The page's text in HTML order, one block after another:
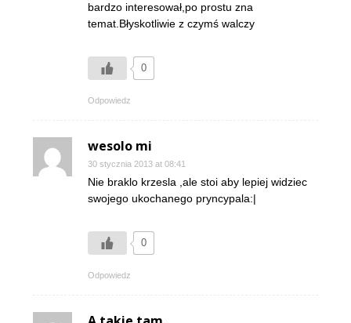
bardzo interesował,po prostu zna
temat.Błyskotliwie z czymś walczy
0
Odpowiedz
wesolo mi
30 stycznia 2013 at 08:41
Nie braklo krzesla ,ale stoi aby lepiej widziec
swojego ukochanego pryncypala:|
0
Odpowiedz